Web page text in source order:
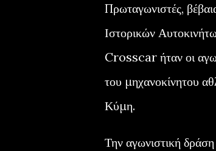
Πρωταγωνιστές,
Ιστορικών
Crosscar ήταν οι
του μηχανοκίνητου
Κύμη.
Την αγωνιστική